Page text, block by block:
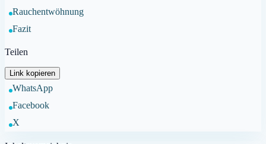
Rauchentwöhnung
Fazit
Teilen
Link kopieren
WhatsApp
Facebook
X